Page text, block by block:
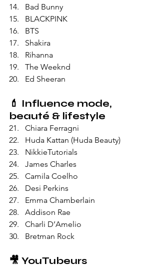
Bad Bunny
BLACKPINK
BTS
Shakira
Rihanna
The Weeknd
Ed Sheeran
💄 Influence mode,
beauté & lifestyle
Chiara Ferragni
Huda Kattan (Huda Beauty)
NikkieTutorials
James Charles
Camila Coelho
Desi Perkins
Emma Chamberlain
Addison Rae
Charli D’Amelio
Bretman Rock
🎥 YouTubeurs